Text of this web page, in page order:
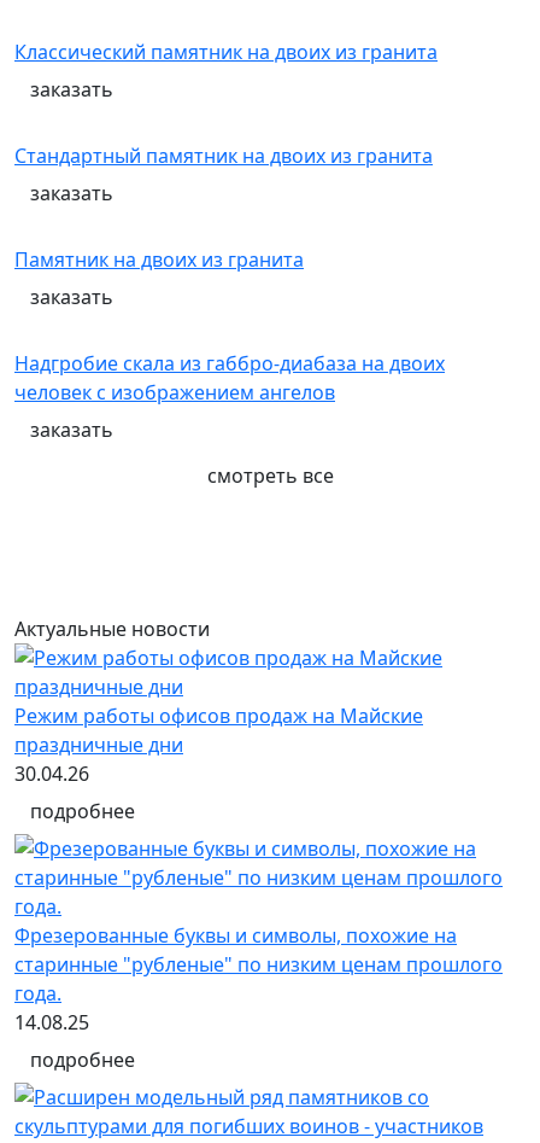
Классический памятник на двоих из гранита
заказать
Стандартный памятник на двоих из гранита
заказать
Памятник на двоих из гранита
заказать
Надгробие скала из габбро-диабаза на двоих
человек с изображением ангелов
заказать
смотреть все
Актуальные новости
Режим работы офисов продаж на Майские
праздничные дни
30.04.26
подробнее
Фрезерованные буквы и символы, похожие на
старинные "рубленые" по низким ценам прошлого
года.
14.08.25
подробнее